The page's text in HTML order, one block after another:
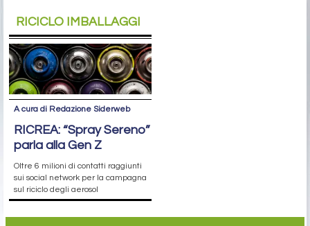
RICICLO IMBALLAGGI
A cura di Redazione Siderweb
RICREA: “Spray Sereno”
parla alla Gen Z
Oltre 6 milioni di contatti raggiunti
sui social network per la campagna
sul riciclo degli aerosol